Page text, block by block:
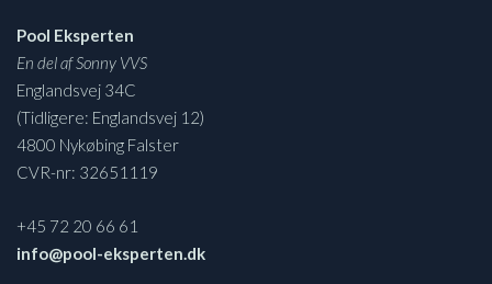
Pool Eksperten
En del af Sonny VVS
Englandsvej 34C
(Tidligere: Englandsvej 12)
4800 Nykøbing Falster
CVR-nr: 32651119
+45 72 20 66 61
info@pool-eksperten.dk